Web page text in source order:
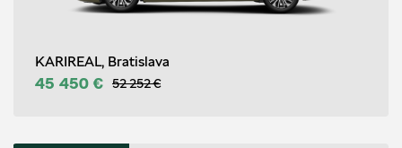
KARIREAL, Bratislava
45 450 € 52 252 €